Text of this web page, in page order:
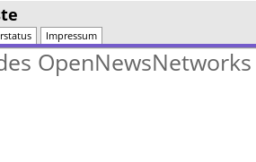
Impressum
OpenNewsNetworks